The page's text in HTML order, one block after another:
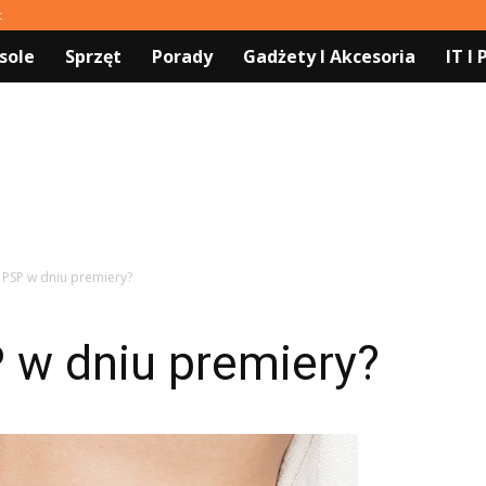
Sprzęt Porady Gadżety I Akcesoria IT I
w dniu premiery?
w dniu premiery?